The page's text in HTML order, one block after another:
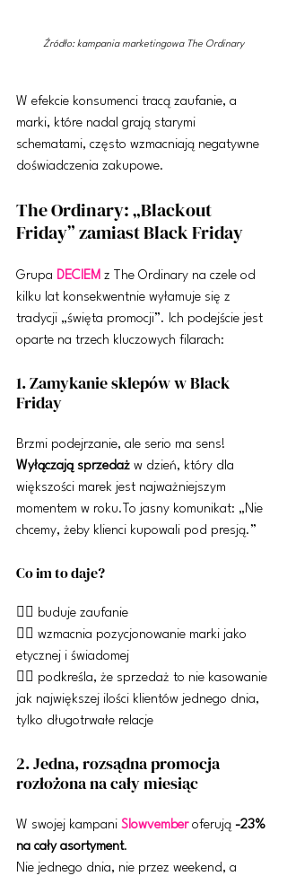
Źródło: kampania marketingowa The Ordinary
W efekcie konsumenci tracą zaufanie, a
marki, które nadal grają starymi
schematami, często wzmacniają negatywne
doświadczenia zakupowe.
The Ordinary: „Blackout
Friday” zamiast Black Friday
Grupa DECIEM z The Ordinary na czele od
kilku lat konsekwentnie wyłamuje się z
tradycji „święta promocji”. Ich podejście jest
oparte na trzech kluczowych filarach:
1. Zamykanie sklepów w Black
Friday
Brzmi podejrzanie, ale serio ma sens!
Wyłączają sprzedaż w dzień, który dla
większości marek jest najważniejszym
momentem w roku.To jasny komunikat: „Nie
chcemy, żeby klienci kupowali pod presją.”
Co im to daje?
👍🏼 buduje zaufanie
👍🏼 wzmacnia pozycjonowanie marki jako
etycznej i świadomej
👍🏼 podkreśla, że sprzedaż to nie kasowanie
jak największej ilości klientów jednego dnia,
tylko długotrwałe relacje
2. Jedna, rozsądna promocja
rozłożona na cały miesiąc
W swojej kampani Slowvember oferują -23%
na cały asortyment.
Nie jednego dnia, nie przez weekend, a